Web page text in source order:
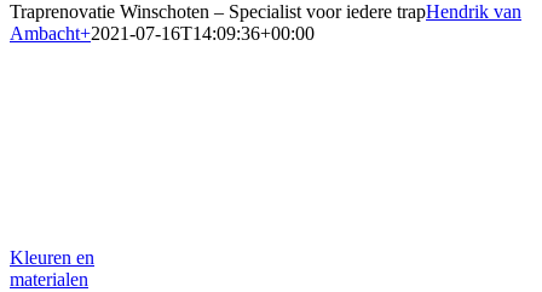
Traprenovatie Winschoten – Specialist voor iedere trapHendrik van
Ambacht+2021-07-16T14:09:36+00:00
Kleuren en
materialen